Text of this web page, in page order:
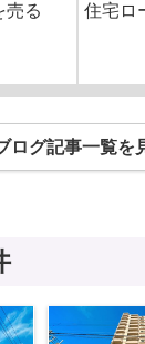
売る
住宅ロ
ログ記事一覧を